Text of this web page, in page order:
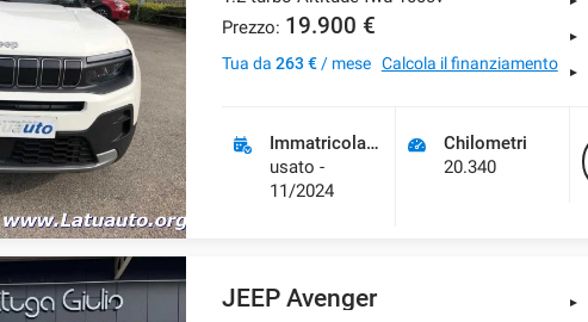
Prezzo: 19.900 €
Tua da 263 €/ mese Calcola il finanziamento
Immatricolazione
usato -
11/2024
Chilometri
20.340
JEEP Avenger